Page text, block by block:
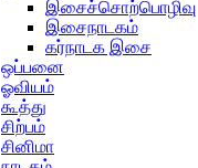
இசைச்சொற்பொழிவு
இசைநாடகம்
கர்நாடக இசை
ஒப்பனை
ஓவியம்
கூத்து
சிற்பம்
சினிமா